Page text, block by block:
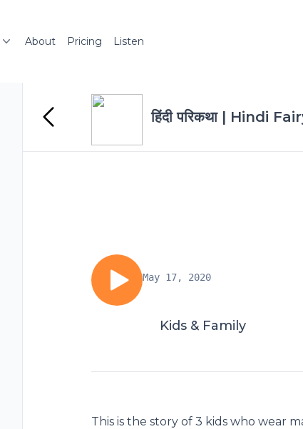
About Pricing Listen
हिंदी परिकथा | Hindi
May 17, 2020
Kids & Family
This is the story of 3 kids who wear